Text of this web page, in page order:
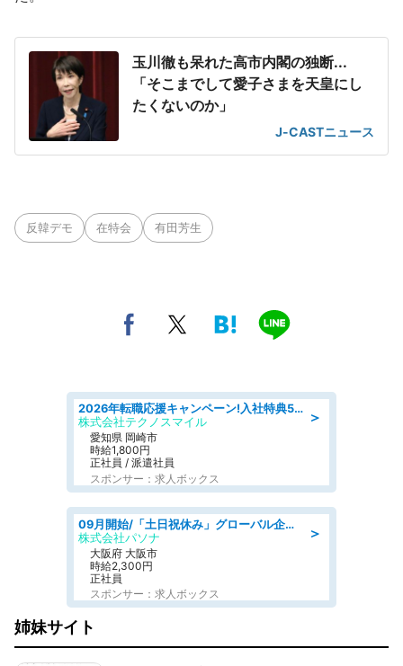
玉川徹も呆れた高市内閣の独断...
「そこまでして愛子さまを天皇にし
たくないのか」
J-CASTニュース
反韓デモ 在特会 有田芳生
＞
2026年転職応援キャンペーン!入社特典58万円/デンソーで働こう!自動車工場で小型部品の検査業務 denso aichi
株式会社テクノスマイル
愛知県 岡崎市
時給1,800円
正社員 / 派遣社員
スポンサー：求人ボックス
＞
09月開始/「土日祝休み」グローバル企業での産業保健のお仕事/保健師/高時給/残業なし/服装自由
株式会社パソナ
大阪府 大阪市
時給2,300円
正社員
スポンサー：求人ボックス
姉妹サイト